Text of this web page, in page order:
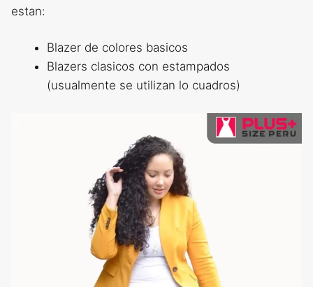
estan:
Blazer de colores basicos
Blazers clasicos con estampados
(usualmente se utilizan lo cuadros)